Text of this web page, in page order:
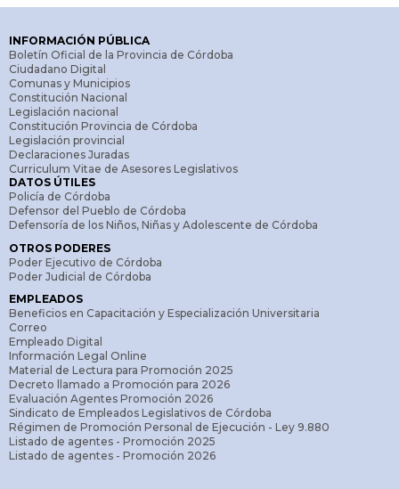
INFORMACIÓN PÚBLICA
Boletín Oficial de la Provincia de Córdoba
Ciudadano Digital
Comunas y Municipios
Constitución Nacional
Legislación nacional
Constitución Provincia de Córdoba
Legislación provincial
Declaraciones Juradas
Curriculum Vitae de Asesores Legislativos
DATOS ÚTILES
Policía de Córdoba
Defensor del Pueblo de Córdoba
Defensoría de los Niños, Niñas y Adolescente de Córdoba
OTROS PODERES
Poder Ejecutivo de Córdoba
Poder Judicial de Córdoba
EMPLEADOS
Beneficios en Capacitación y Especialización Universitaria
Correo
Empleado Digital
Información Legal Online
Material de Lectura para Promoción 2025
Decreto llamado a Promoción para 2026
Evaluación Agentes Promoción 2026
Sindicato de Empleados Legislativos de Córdoba
Régimen de Promoción Personal de Ejecución - Ley 9.880
Listado de agentes - Promoción 2025
Listado de agentes - Promoción 2026